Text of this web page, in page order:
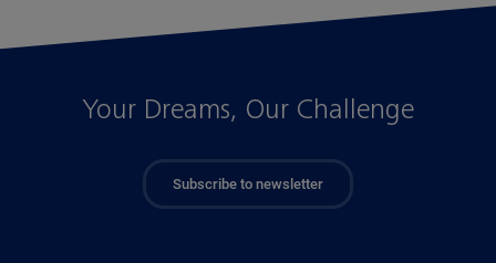
Your Dreams, Our Challenge
Subscribe to newsletter